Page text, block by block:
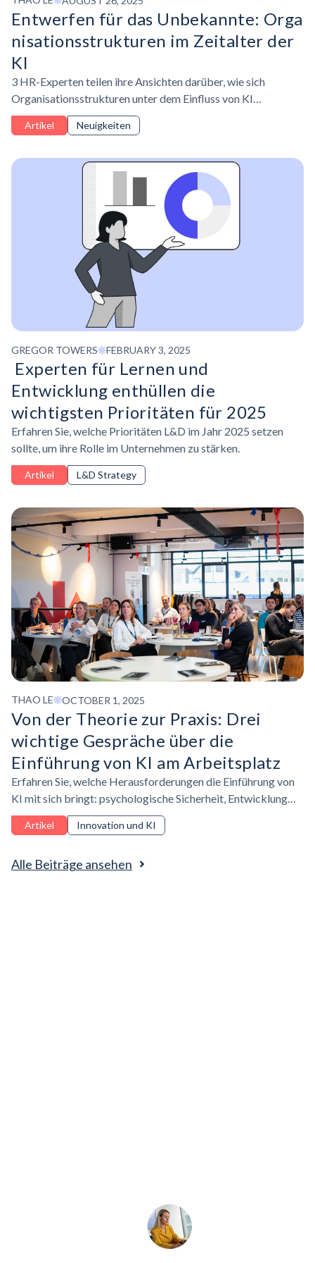
Alle Beiträge ansehen
Entwerfen für das Unbekannte: Orga
nisationsstrukturen im Zeitalter der
KI
3 HR-Experten teilen ihre Ansichten darüber, wie sich
Organisationsstrukturen unter dem Einfluss von KI
entwickeln.
Artikel Neuigkeiten
GREGOR TOWERS FEBRUARY 3, 2025
‍ Experten für Lernen und
Entwicklung enthüllen die
wichtigsten Prioritäten für 2025
Erfahren Sie, welche Prioritäten L&D im Jahr 2025 setzen
sollte, um ihre Rolle im Unternehmen zu stärken.
Artikel L&D Strategy
THAO LE OCTOBER 1, 2025
Von der Theorie zur Praxis: Drei
wichtige Gespräche über die
Einführung von KI am Arbeitsplatz
Erfahren Sie, welche Herausforderungen die Einführung von
KI mit sich bringt: psychologische Sicherheit, Entwicklung
praktischer Fähigkeiten und Nachweis des ROI, um Budgets
für L&D freizusetzen.
Artikel Innovation und KI